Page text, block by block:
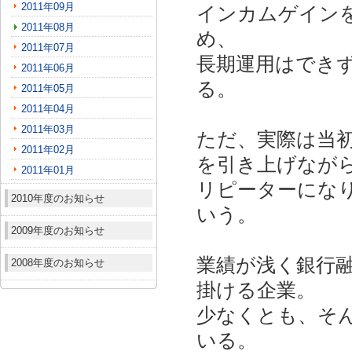
2011年09月
2011年08月
2011年07月
2011年06月
2011年05月
2011年04月
2011年03月
2011年02月
2011年01月
2010年度のお知らせ
2009年度のお知らせ
2008年度のお知らせ
インカムゲイン
め、
長期運用はでき
る。
ただ、実際は当
を引き上げなが
リピーターにな
いう。
業績が浅く銀行
掛ける企業。
少なくとも、そ
いる。